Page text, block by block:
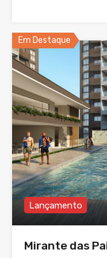
Em Destaque
Lançamento
Mirante das